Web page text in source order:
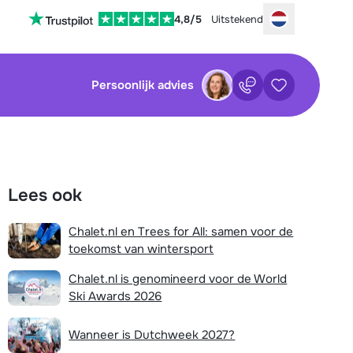
4,8/5 Uitstekend Choose your
Persoonlijk advies Contact
is op dit moment helaas
kan wel alvast de volgende opties
Vul het contactformulier in
Mail naar info@chalet.nl
Stuur een WhatsApp-bericht
Bewaarde
zoekopdrachten
Nog geen bewaarde zoekopdrachten
Lees ook
Chalet.nl en Trees for All: samen voor de
toekomst van wintersport
Chalet.nl is genomineerd voor de World
Ski Awards 2026
Wanneer is Dutchweek 2027?